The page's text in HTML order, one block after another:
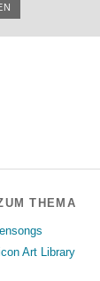
THEMA
Art Library